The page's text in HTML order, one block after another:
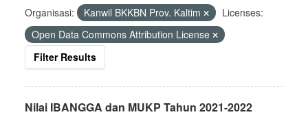
Organisasi:
Kanwil BKKBN Prov. Kaltim
Licenses:
Open Data Commons Attribution License
Filter Results
Nilai IBANGGA dan MUKP Tahun 2021-2022